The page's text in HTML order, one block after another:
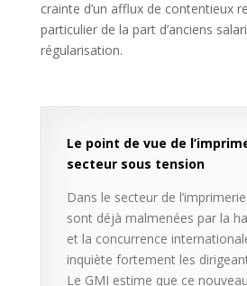
crainte d’un afflux de contentieux
particulier de la part d’anciens
régularisation.
Le point de vue de
secteur sous tension
Dans le secteur de
sont déjà malmenées par la
et la concurrence
inquiète fortement les
Le GMI estime que ce